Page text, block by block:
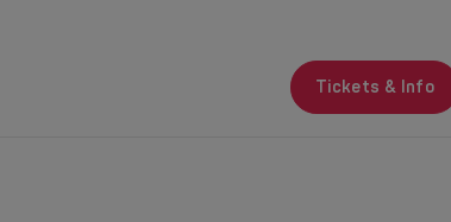
Tickets & Info